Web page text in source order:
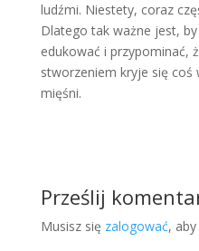
ludźmi. Niestety, coraz
Dlatego tak ważne jest,
edukować i przypominać,
stworzeniem kryje się coś
mięśni.
Prześlij
Musisz się zalogować,